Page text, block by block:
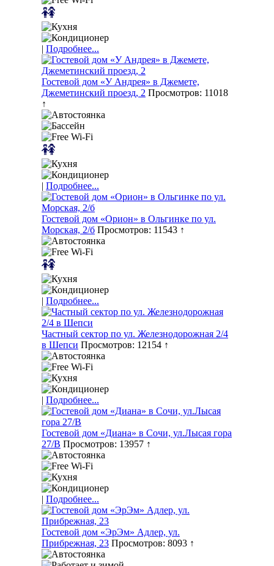
| Подробнее...
Гостевой дом «У Андрея» в Джемете,
Джеметинский проезд, 2 Просмотров: 11018
↑
| Подробнее...
Гостевой дом «Орион» в Ольгинке по ул.
Морская, 2/б Просмотров: 11543 ↑
| Подробнее...
Частный сектор по ул. Железнодорожная 2/4
в Шепси Просмотров: 12154 ↑
| Подробнее...
Гостевой дом «Диана» в Сочи, ул.Лысая гора
27/В Просмотров: 13957 ↑
| Подробнее...
Гостевой дом «ЭрЭм» Адлер, ул.
Прибрежная, 23 Просмотров: 8093 ↑